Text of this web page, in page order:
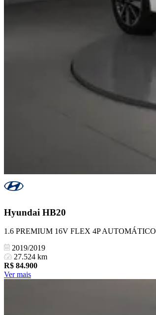
Hyundai HB20
1.6 PREMIUM 16V FLEX 4P AUTOMÁTICO
2019/2019
27.524 km
R$ 84.900
Ver mais